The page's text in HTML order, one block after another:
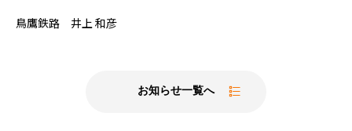
鳥鷹鉄路 井上 和彦
お知らせ一覧へ